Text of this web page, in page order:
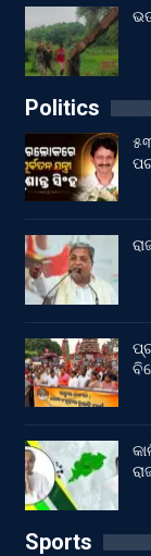
Politics
Sports